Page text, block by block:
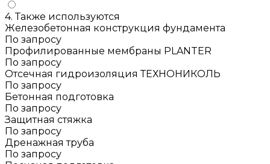
4. Также используются
Железобетонная конструкция фундамента
По запросу
Профилированные мембраны PLANTER
По запросу
Отсечная гидроизоляция ТЕХНОНИКОЛЬ
По запросу
Бетонная подготовка
По запросу
Защитная стяжка
По запросу
Дренажная труба
По запросу